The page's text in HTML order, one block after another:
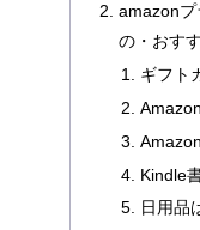
amazonプ
の・おす
ギフト
Kindle
日用品